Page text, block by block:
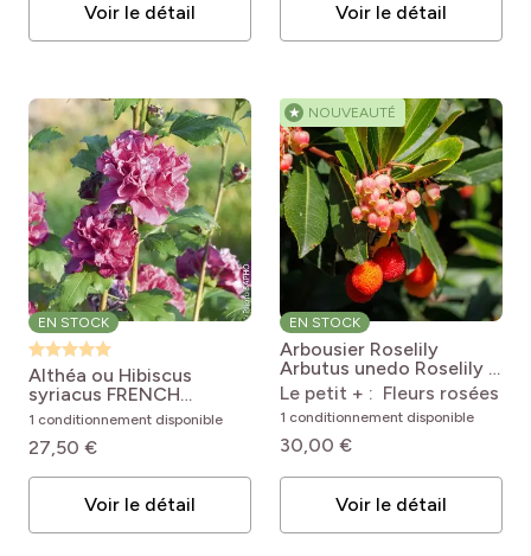
Voir le détail
Voir le détail
EN STOCK
Althéa ou Hibiscus
syriacus FRENCH
CABARET ® Red
‘Mindour1’ Hibiscus
syriacus French Cabaret
1 conditionnement disponible
27,50 €
Voir le détail
★ NOUVEAUTÉ
EN STOCK
Arbousier Roselily
Arbutus unedo Roselily ®
Minlily
Le petit + : Fleurs rosées
1 conditionnement disponible
30,00 €
Voir le détail